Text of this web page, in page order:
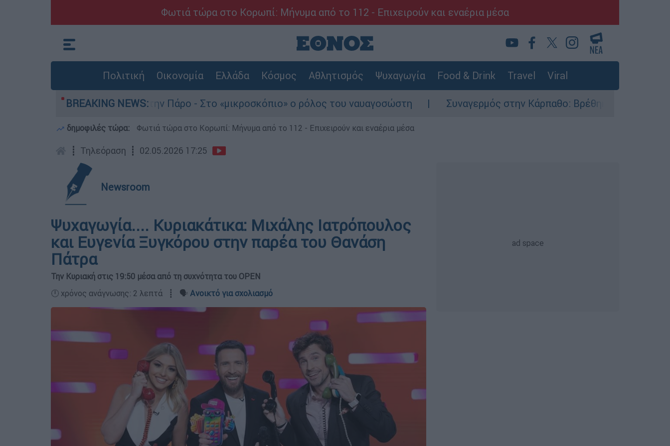
Φωτιά τώρα στο Κορωπί: Μήνυμα από το 112 - Επιχειρούν και εναέρια μέσα
Πολιτική Οικονομία Ελλάδα Κόσμος Αθλητισμός Ψυχαγωγία Food & Drink Travel Viral
BREAKING NEWS:
του 4χρονου στην Πάρο - Στο «μικροσκόπιο» ο ρόλος του ναυαγοσώστη Συναγερμός στην Κάρπαθο: Βρέθηκαν παλιά πυρομαχικά
δημοφιλές τώρα: Φωτιά τώρα στο Κορωπί: Μήνυμα από το 112 - Επιχειρούν και εναέρια μέσα
┋ Τηλεόραση ┋ 02.05.2026 17:25
Newsroom
Ψυχαγωγία.... Κυριακάτικα: Μιχάλης Ιατρόπουλος
και Ευγενία Ξυγκόρου στην παρέα του Θανάση
Πάτρα
Την Κυριακή στις 19:50 μέσα από τη συχνότητα του OPEN
🕛 χρόνος ανάγνωσης: 2 λεπτά ┋ 🗣️ Ανοικτό για σχολιασμό